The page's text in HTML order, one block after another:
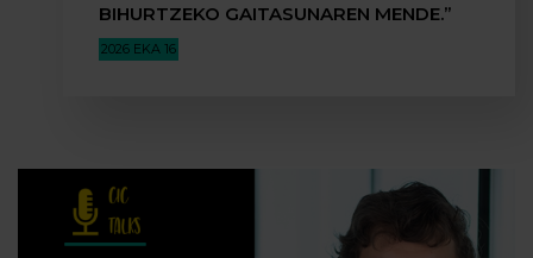
BIHURTZEKO GAITASUNAREN MENDE.”
2026 EKA 16